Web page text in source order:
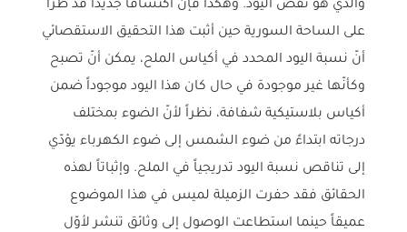
والذي هو نقص اليود. وهكذا فإنّ اكتشافاً جديداً قد طرأ
على الساحة السورية حين أثبت هذا التحقيق الاستقصائي
أنّ نسبة اليود المحدد في أكياس الملح، يمكن أنّ تصبح
وكأنّها غير موجودة في حال كان هذا اليود موجوداً ضمن
أكياس بلاستيكية شفافة، نظراً لأنّ الضوء بمختلف
درجاته ابتداءً من ضوء الشمس إلى ضوء الكهرباء يؤدّي
إلى تناقص نسبة اليود تدريجياً في الملح. وإثباتاً لهذه
الحقائق فقد حفرت الزميلة لميس في هذا الموضوع
عميقاً حينما استطاعت الوصول إلى وثائق تنشر لأوّل